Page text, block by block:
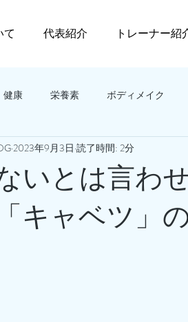
て 代表紹介 トレーナー紹
健康 栄養素 ボディメイク
いとは言わ
キャベツ」
2023年9月3日 読了時間: 2分